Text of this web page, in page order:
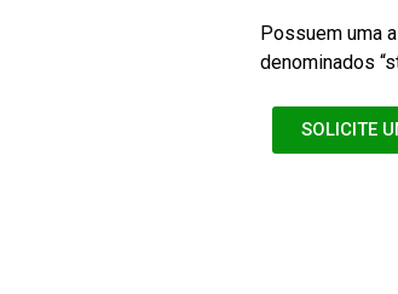
Possuem uma
denominados
SOLICITE